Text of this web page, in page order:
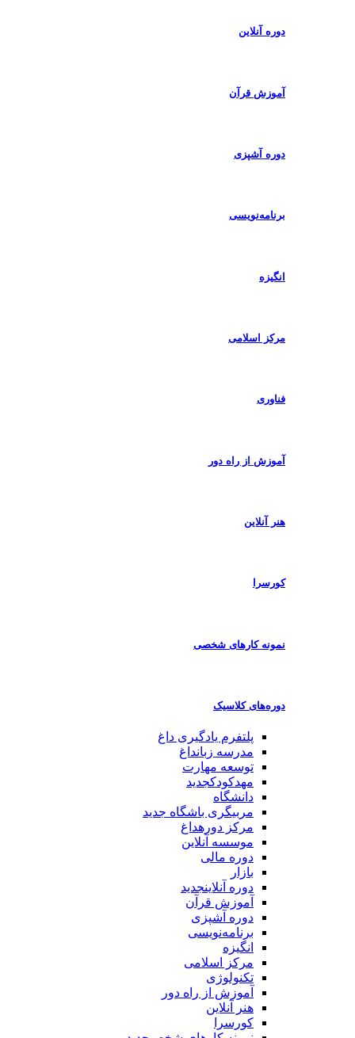
دوره آنلاین
آموزش قرآن
دوره آشپزی
برنامه‌نویسی
مرکز اسلامی
فناوری
آموزش از راه دور
هنر آنلاین
کورسرا
نمونه کارهای شخصی
دوره‌های کلاسیک
پلتفرم یادگیریداغ
مدرسه زبانداغ
توسعه مهارت
مهدکودکجدید
دانشگاه
مربیگری باشگاهجدید
مرکز دوره داغ
موسسه آنلاین
دوره مالی
بازار
دوره آنلاین جدید
آموزش قرآن
دوره آشپزی
برنامه‌نویسی
انگیزه
مرکز اسلامی
تکنولوژی
آموزش از راه دور
هنر آنلاین
کورسرا